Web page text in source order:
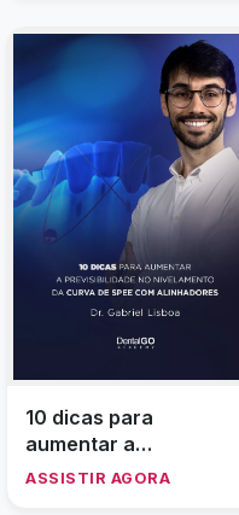
10 dicas para
aumentar a
previsibilidade no
ASSISTIR AGORA